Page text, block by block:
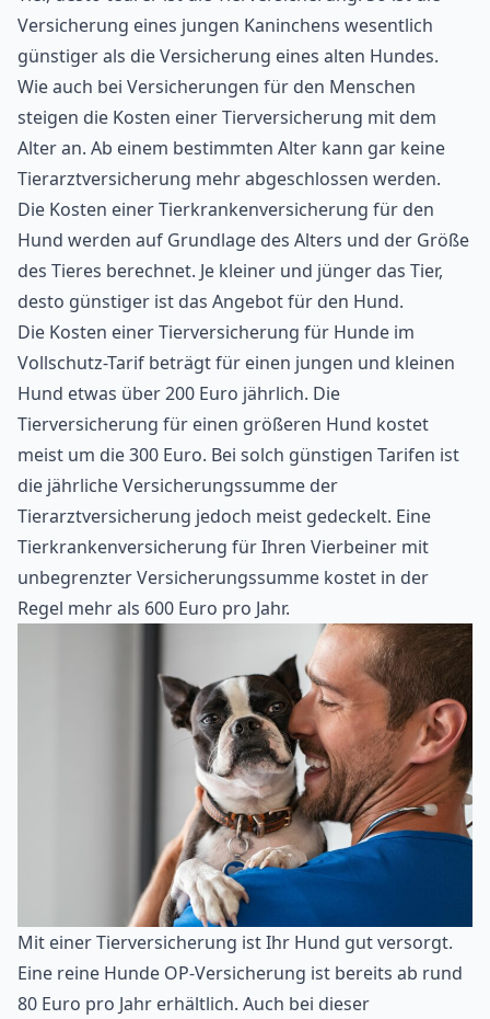
Versicherung eines jungen Kaninchens wesentlich
günstiger als die Versicherung eines alten Hundes.
Wie auch bei Versicherungen für den Menschen
steigen die Kosten einer Tierversicherung mit dem
Alter an. Ab einem bestimmten Alter kann gar keine
Tierarztversicherung mehr abgeschlossen werden.
Die Kosten einer Tierkrankenversicherung für den
Hund werden auf Grundlage des Alters und der Größe
des Tieres berechnet. Je kleiner und jünger das Tier,
desto günstiger ist das Angebot für den Hund.
Die Kosten einer Tierversicherung für Hunde im
Vollschutz-Tarif beträgt für einen jungen und kleinen
Hund etwas über 200 Euro jährlich. Die
Tierversicherung für einen größeren Hund kostet
meist um die 300 Euro. Bei solch günstigen Tarifen ist
die jährliche Versicherungssumme der
Tierarztversicherung jedoch meist gedeckelt. Eine
Tierkrankenversicherung für Ihren Vierbeiner mit
unbegrenzter Versicherungssumme kostet in der
Regel mehr als 600 Euro pro Jahr.
Mit einer Tierversicherung ist Ihr Hund gut versorgt.
Eine reine Hunde OP-Versicherung ist bereits ab rund
80 Euro pro Jahr erhältlich. Auch bei dieser